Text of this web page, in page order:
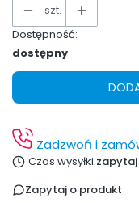
szt.
Dostępność:
dostępny
Zadzwoń i
Czas wysyłki:zapytaj
Zapytaj o produkt